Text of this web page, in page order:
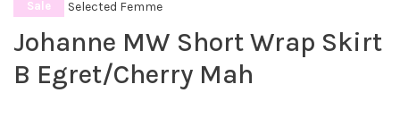
Sale Selected Femme
Johanne MW Short Wrap Skirt
B Egret/Cherry Mah